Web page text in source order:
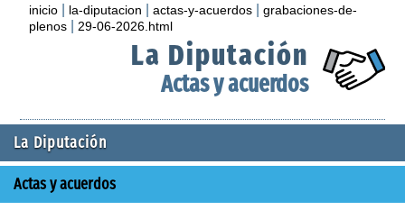
inicio la-diputacion |actas-y-acuerdos |grabaciones-de-
plenos
29-06-2026.html
La Diputación
Actas y acuerdos
La Diputación
Actas y acuerdos